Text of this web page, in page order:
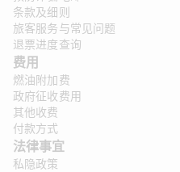
条款及细则
旅客服务与常见问题
退票进度查询
费用
燃油附加费
政府征收费用
其他收费
付款方式
法律事宜
私隐政策